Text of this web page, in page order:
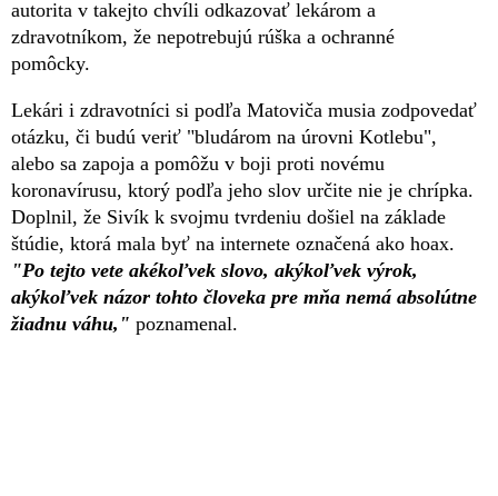
autorita v takejto chvíli odkazovať lekárom a
zdravotníkom, že nepotrebujú rúška a ochranné
pomôcky.
Lekári i zdravotníci si podľa Matoviča musia zodpovedať
otázku, či budú veriť "bludárom na úrovni Kotlebu",
alebo sa zapoja a pomôžu v boji proti novému
koronavírusu, ktorý podľa jeho slov určite nie je chrípka.
Doplnil, že Sivík k svojmu tvrdeniu došiel na základe
štúdie, ktorá mala byť na internete označená ako hoax.
"Po tejto vete akékoľvek slovo, akýkoľvek výrok,
akýkoľvek názor tohto človeka pre mňa nemá absolútne
žiadnu váhu," poznamenal.